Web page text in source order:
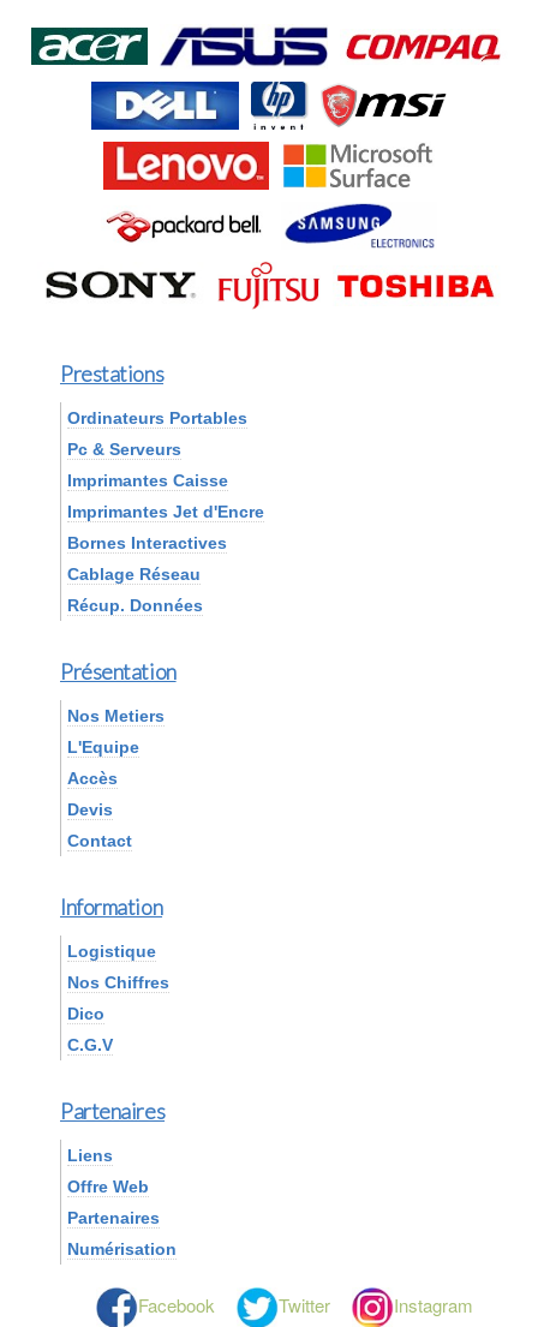
Prestations
Ordinateurs Portables
Pc & Serveurs
Imprimantes Caisse
Imprimantes Jet d'Encre
Bornes Interactives
Cablage Réseau
Récup. Données
Présentation
Nos Metiers
L'Equipe
Accès
Devis
Contact
Information
Logistique
Nos Chiffres
Dico
C.G.V
Partenaires
Liens
Offre Web
Partenaires
Numérisation
Facebook Twitter Instagram